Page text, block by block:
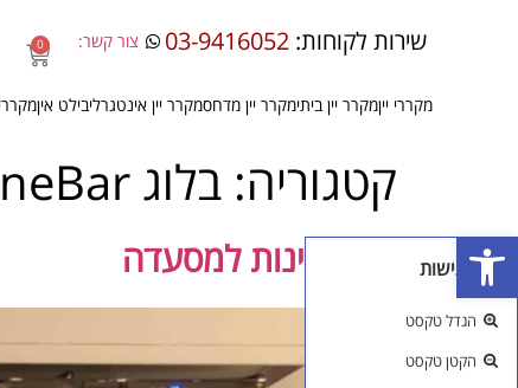
שירות לקוחות: 03-9416052 צור קשר: 0
מקררי ייןמקרר יין ביתימקרר יין מדחסמקרר יין אינטגרליבילט אין
קטגוריה: בלוג WineBar מקררי יין ואביזרים
מקרר יינות למסעדה פתח סרגל נגישות
כלי נגישות
הגדל טקסט
הקטן טקסט